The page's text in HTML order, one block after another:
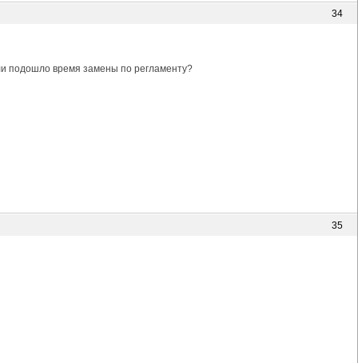
34
подошло время замены по регламенту?
35